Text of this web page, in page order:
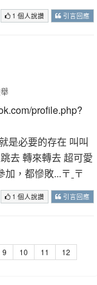
1 個人說讚 引言回應
profile.php?
是必要的存在 叫叫
去 轉來轉去 超可愛
，都慘敗...〒ˍ〒
1 個人說讚 引言回應
9 10 11
12